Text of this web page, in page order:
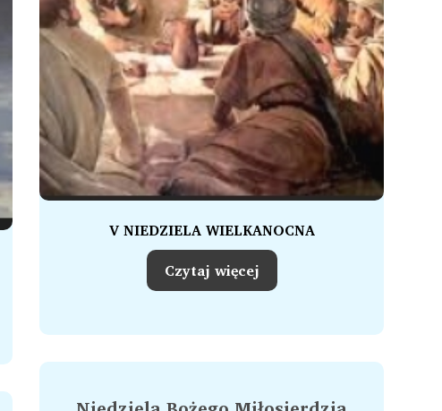
V NIEDZIELA WIELKANOCNA
Czytaj więcej